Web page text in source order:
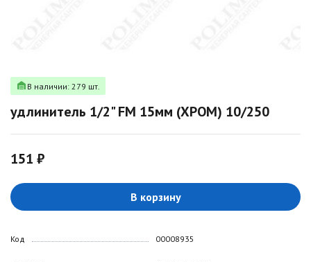
В наличии: 279 шт.
удлинитель 1/2" FM 15мм (ХРОМ) 10/250
151 ₽
В корзину
Код 00008935